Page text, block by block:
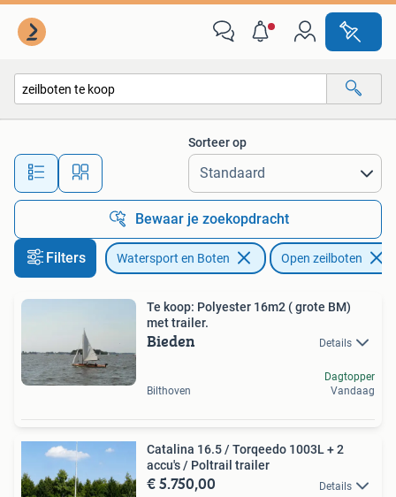
Alle afstanden…
Sorteer op
Bewaar je zoekopdracht
Filters Watersport en Boten Open zeilboten
Te koop: Polyester 16m2 ( grote BM)
met trailer.
Bieden Details
Bilthoven
Dagtopper
Vandaag
Catalina 16.5 / Torqeedo 1003L + 2
accu's / Poltrail trailer
€ 5.750,00 Details